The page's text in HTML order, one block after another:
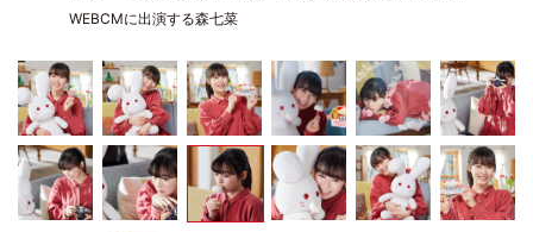
WEBCMに出演する森七菜